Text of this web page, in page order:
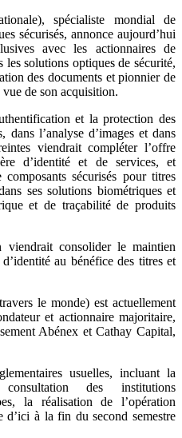
spécialiste mondial de
sécurisés, annonce aujourd’hui
avec les actionnaires de
les solutions optiques de sécurité,
des documents et pionnier de
de son acquisition.
et la protection des
dans l’analyse d’images et dans
viendrait compléter l’offre
d’identité et de services, et
sécurisés pour titres
ses solutions biométriques et
et de traçabilité de produits
viendrait consolider le maintien
au bénéfice des titres et
le monde) est actuellement
et actionnaire majoritaire,
Abénex et Cathay Capital,
usuelles, incluant la
des institutions
la réalisation de l’opération
d’ici à la fin du second semestre